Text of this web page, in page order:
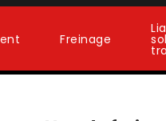
Freinage